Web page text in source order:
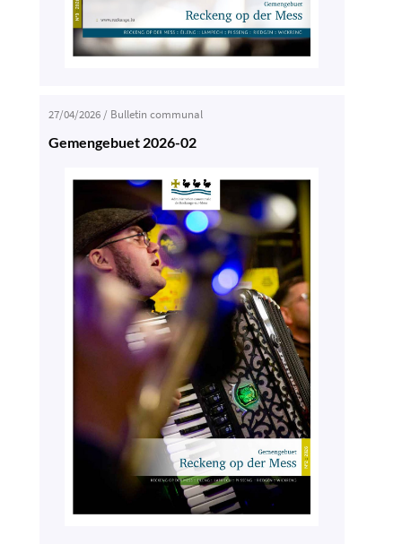
27/04/2026/ Bulletin communal
Gemengebuet 2026-02